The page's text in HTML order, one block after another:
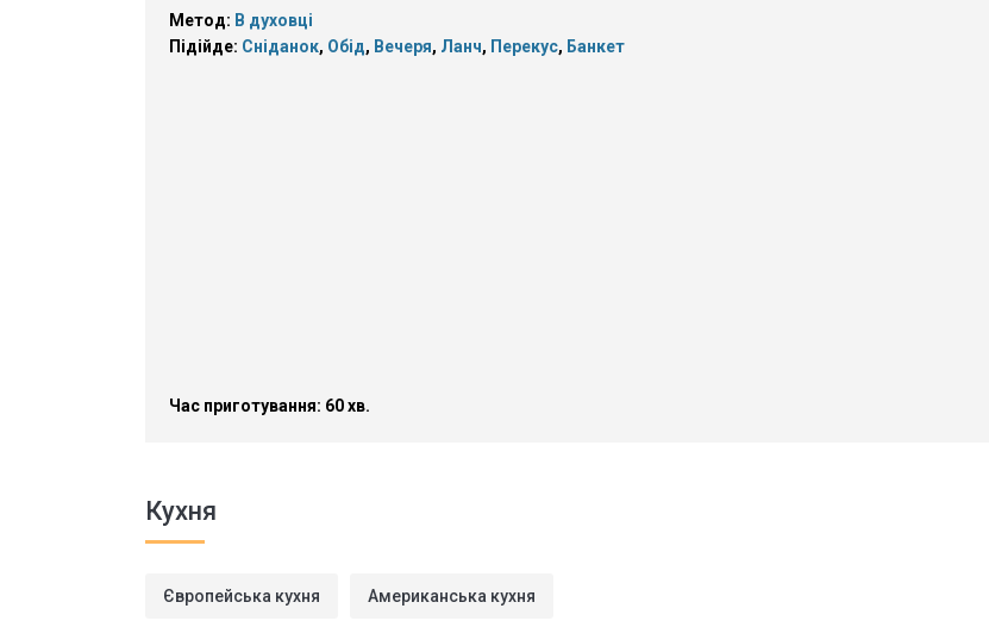
Метод: В духовці
Підійде: Сніданок, Обід, Вечеря, Ланч, Перекус, Банкет
Час приготування: 60 хв.
Кухня
Європейська кухня Американська кухня